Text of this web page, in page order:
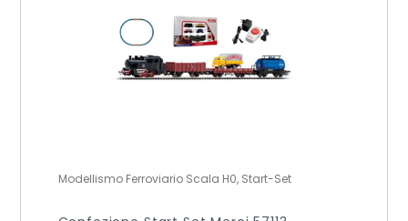
Modellismo Ferroviario Scala H0, Start-Set